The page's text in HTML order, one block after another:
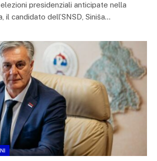
presidenziali anticipate nella
il candidato dell’SNSD, Siniša…